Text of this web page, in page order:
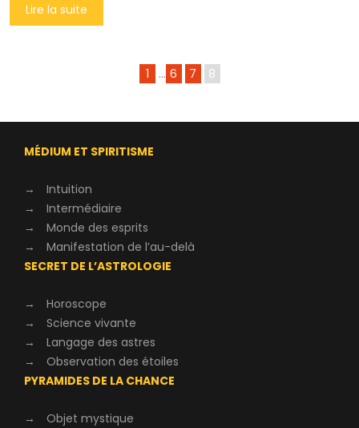
Lire la suite
1 … 6 7 8
MÉDIUM ET SPIRITISME
→
Intuition
→
Intermédiaire
→
Monde des esprits
→
Manifestation de l’au-delà
SECRET DE L’ASTROLOGIE
→
Horoscope
→
Science vivante
→
Langage des astres
→
Observation des étoiles
PYRAMIDES DE LA CHANCE
→
Objet mystique